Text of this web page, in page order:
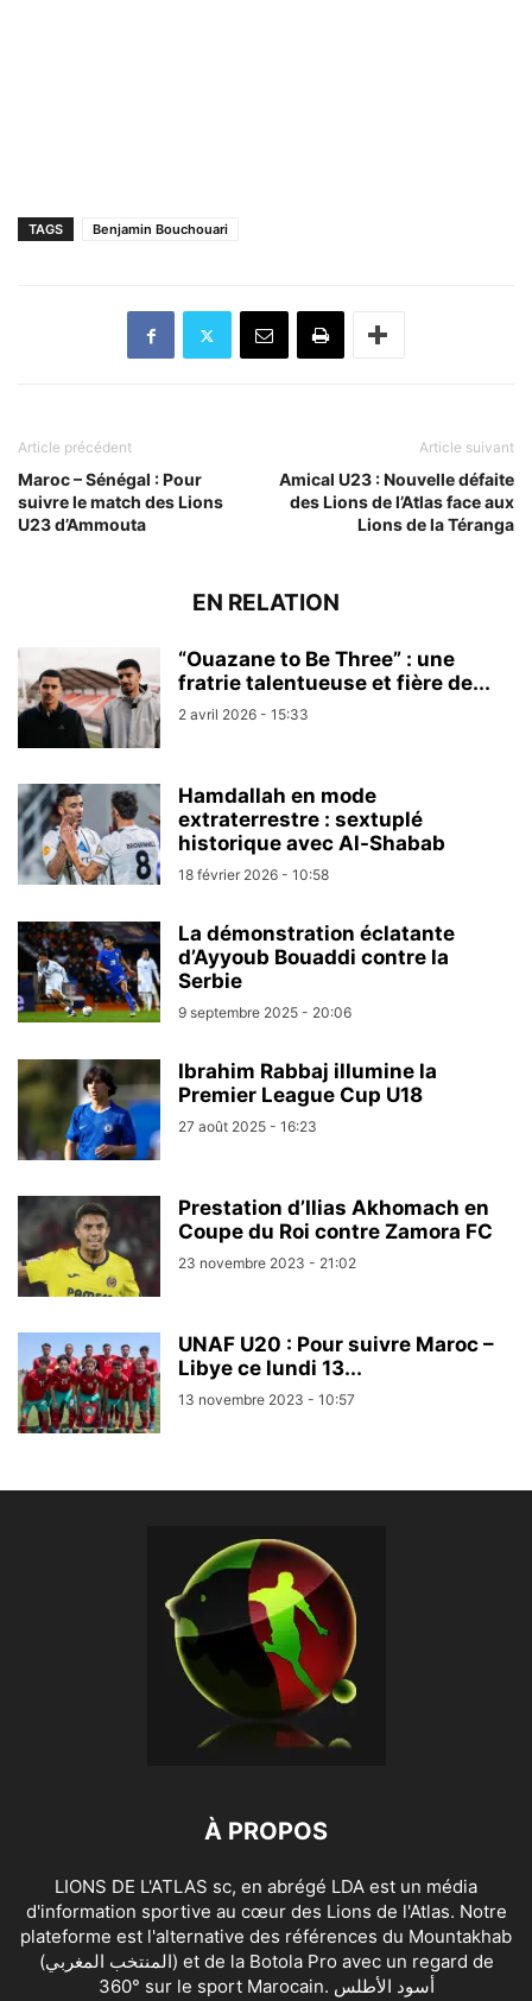
TAGS Benjamin Bouchouari
Article précédent
Maroc – Sénégal : Pour
suivre le match des Lions
U23 d’Ammouta
Article suivant
Amical U23 : Nouvelle défaite
des Lions de l’Atlas face aux
Lions de la Téranga
EN RELATION
“Ouazane to Be Three” : une
fratrie talentueuse et fière de...
2 avril 2026 - 15:33
Hamdallah en mode
extraterrestre : sextuplé
historique avec Al-Shabab
18 février 2026 - 10:58
La démonstration éclatante
d’Ayyoub Bouaddi contre la
Serbie
9 septembre 2025 - 20:06
Ibrahim Rabbaj illumine la
Premier League Cup U18
27 août 2025 - 16:23
Prestation d’Ilias Akhomach en
Coupe du Roi contre Zamora FC
23 novembre 2023 - 21:02
UNAF U20 : Pour suivre Maroc –
Libye ce lundi 13...
13 novembre 2023 - 10:57
À PROPOS
LIONS DE L'ATLAS sc, en abrégé LDA est un média
d'information sportive au cœur des Lions de l'Atlas. Notre
plateforme est l'alternative des références du Mountakhab
(المنتخب المغربي) et de la Botola Pro avec un regard de
360° sur le sport Marocain. أسود الأطلس